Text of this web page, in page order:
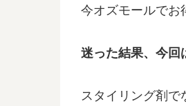
今オズモールでお
迷った結果、今回
スタイリング剤で